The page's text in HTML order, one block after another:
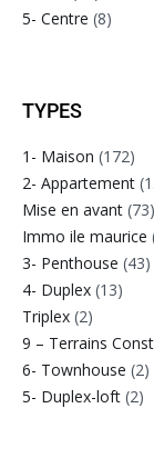
5- Centre (8)
TYPES
1- Maison (172)
2- Appartement
Mise en avant (73)
Immo ile maurice
3- Penthouse (43)
4- Duplex (13)
Triplex (2)
9 – Terrains
6- Townhouse (2)
5- Duplex-loft (2)